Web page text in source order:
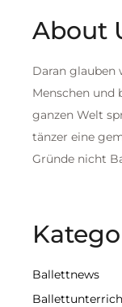
About
Daran glauben
Menschen und
ganzen Welt
tänzer eine
Gründe nicht
Ballettnews